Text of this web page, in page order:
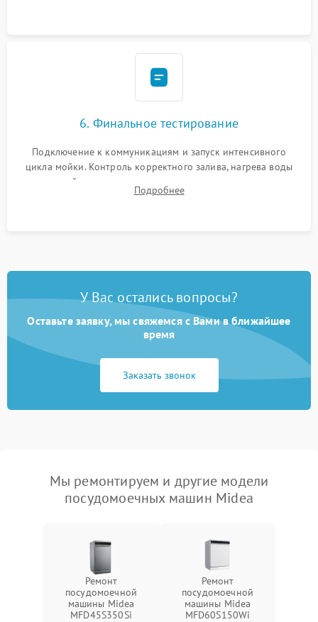
6. Финальное тестирование
Подключение к коммуникациям и запуск интенсивного
цикла мойки. Контроль корректного залива, нагрева воды
до нужной температуры, отсутствия посторонних шумов,
штатного слива и абсолютной сухости в поддоне.
Подробнее
У Вас остались вопросы?
Оставьте заявку, мы свяжемся с Вами в ближайшее
время
Заказать звонок
Мы ремонтируем и другие модели
посудомоечных машин Midea
Ремонт
посудомоечной
машины Midea
MFD45S350Si
Ремонт
посудомоечной
машины Midea
MFD60S150Wi